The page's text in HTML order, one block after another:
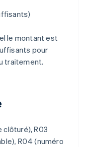
le montant est
pour
traitement.
clôturé), R03
R04 (numéro